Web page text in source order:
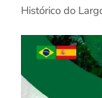
Histórico do